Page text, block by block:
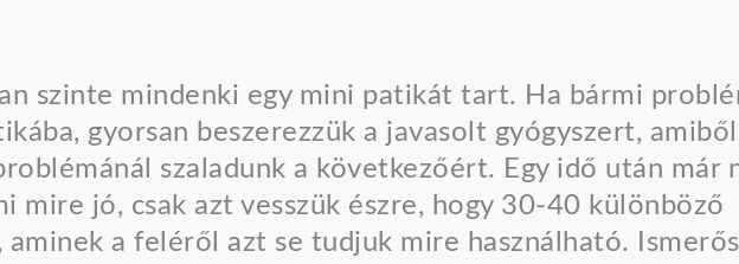
szinte mindenki egy mini patikát tart. Ha bármi
gyorsan beszerezzük a javasolt gyógyszert, amiből
szaladunk a következőért. Egy idő után már
mire jó, csak azt vesszük észre, hogy 30-40 különböző
aminek a feléről azt se tudjuk mire használható.